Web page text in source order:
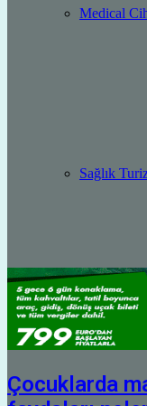
Medical
Sağlık
Çocuklarda